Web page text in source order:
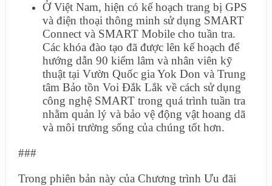
Ở Việt Nam, hiện có kế hoạch trang bị GPS
và điện thoại thông minh sử dụng SMART
Connect và SMART Mobile cho tuần tra.
Các khóa đào tạo đã được lên kế hoạch để
hướng dẫn 90 kiểm lâm và nhân viên kỹ
thuật tại Vườn Quốc gia Yok Don và Trung
tâm Bảo tồn Voi Đắk Lắk về cách sử dụng
công nghệ SMART trong quá trình tuần tra
nhằm quản lý và bảo vệ động vật hoang dã
và môi trường sống của chúng tốt hơn.
###
Trong phiên bản này của Chương trình Ưu đãi